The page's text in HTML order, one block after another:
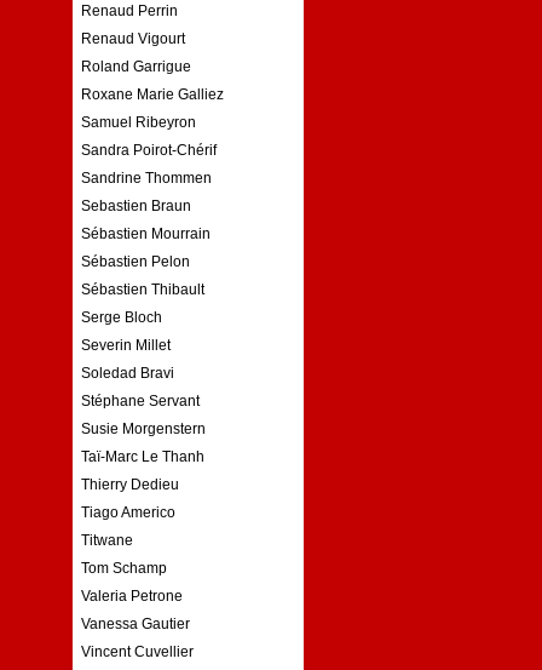
Renaud Perrin
Renaud Vigourt
Roland Garrigue
Roxane Marie Galliez
Samuel Ribeyron
Sandra Poirot-Chérif
Sandrine Thommen
Sebastien Braun
Sébastien Mourrain
Sébastien Pelon
Sébastien Thibault
Serge Bloch
Severin Millet
Soledad Bravi
Stéphane Servant
Susie Morgenstern
Taï-Marc Le Thanh
Thierry Dedieu
Tiago Americo
Titwane
Tom Schamp
Valeria Petrone
Vanessa Gautier
Vincent Cuvellier